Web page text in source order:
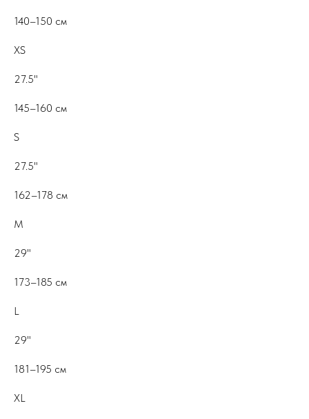
140–150 см
XS
27.5"
145–160 см
S
27.5"
162–178 см
M
29"
173–185 см
L
29"
181–195 см
XL